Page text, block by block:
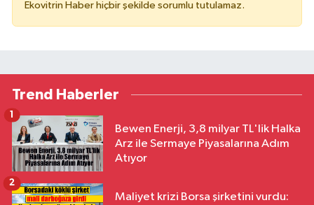
Ekovitrin Haber hiçbir şekilde sorumlu tutulamaz.
Trend Haberler
Bewen Enerji, 3,8 milyar TL'lik Halka
Arz ile Sermaye Piyasalarına Adım
Atıyor
1
Maliyet krizi Borsa şirketini vurdu:
2